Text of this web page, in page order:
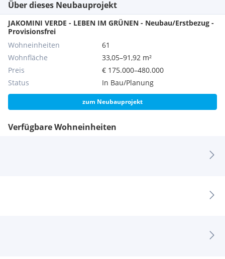
Verfügbare Wohneinheiten
Über dieses Neubauprojekt
JAKOMINI VERDE - LEBEN IM GRÜNEN - Neubau/Erstbezug -
Provisionsfrei
Wohneinheiten
61
Wohnfläche
33,05–91,92 m²
Preis
€ 175.000–480.000
Status
In Bau/Planung
zum Neubauprojekt